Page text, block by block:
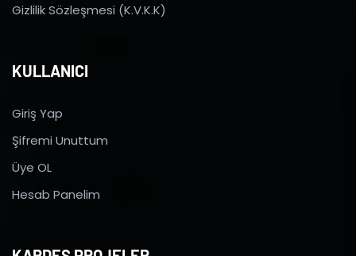
Gizlilik Sözleşmesi (K.V.K.K)
KULLANICI
Giriş Yap
Şifremi Unuttum
Üye OL
Hesab Panelim